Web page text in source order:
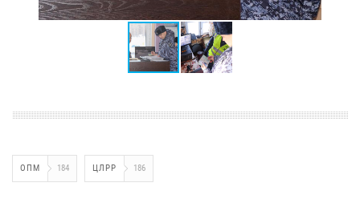
ОПМ 184 ЦЛРР 186